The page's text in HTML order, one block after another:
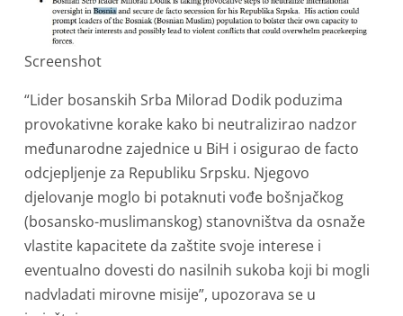
Screenshot
“Lider bosanskih Srba Milorad Dodik poduzima
provokativne korake kako bi neutralizirao nadzor
međunarodne zajednice u BiH i osigurao de facto
odcjepljenje za Republiku Srpsku. Njegovo
djelovanje moglo bi potaknuti vođe bošnjačkog
(bosansko-muslimanskog) stanovništva da osnaže
vlastite kapacitete da zaštite svoje interese i
eventualno dovesti do nasilnih sukoba koji bi mogli
nadvladati mirovne misije”, upozorava se u